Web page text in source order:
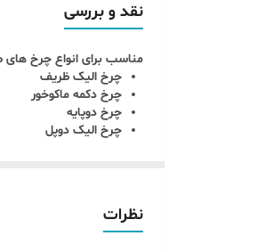
نقد و بررسی
مناسب برای انواع چرخ
چرخ الیک ظریف
چرخ دکمه ماکوخور
چرخ دوپایه
چرخ الیک دوپل
نظرات